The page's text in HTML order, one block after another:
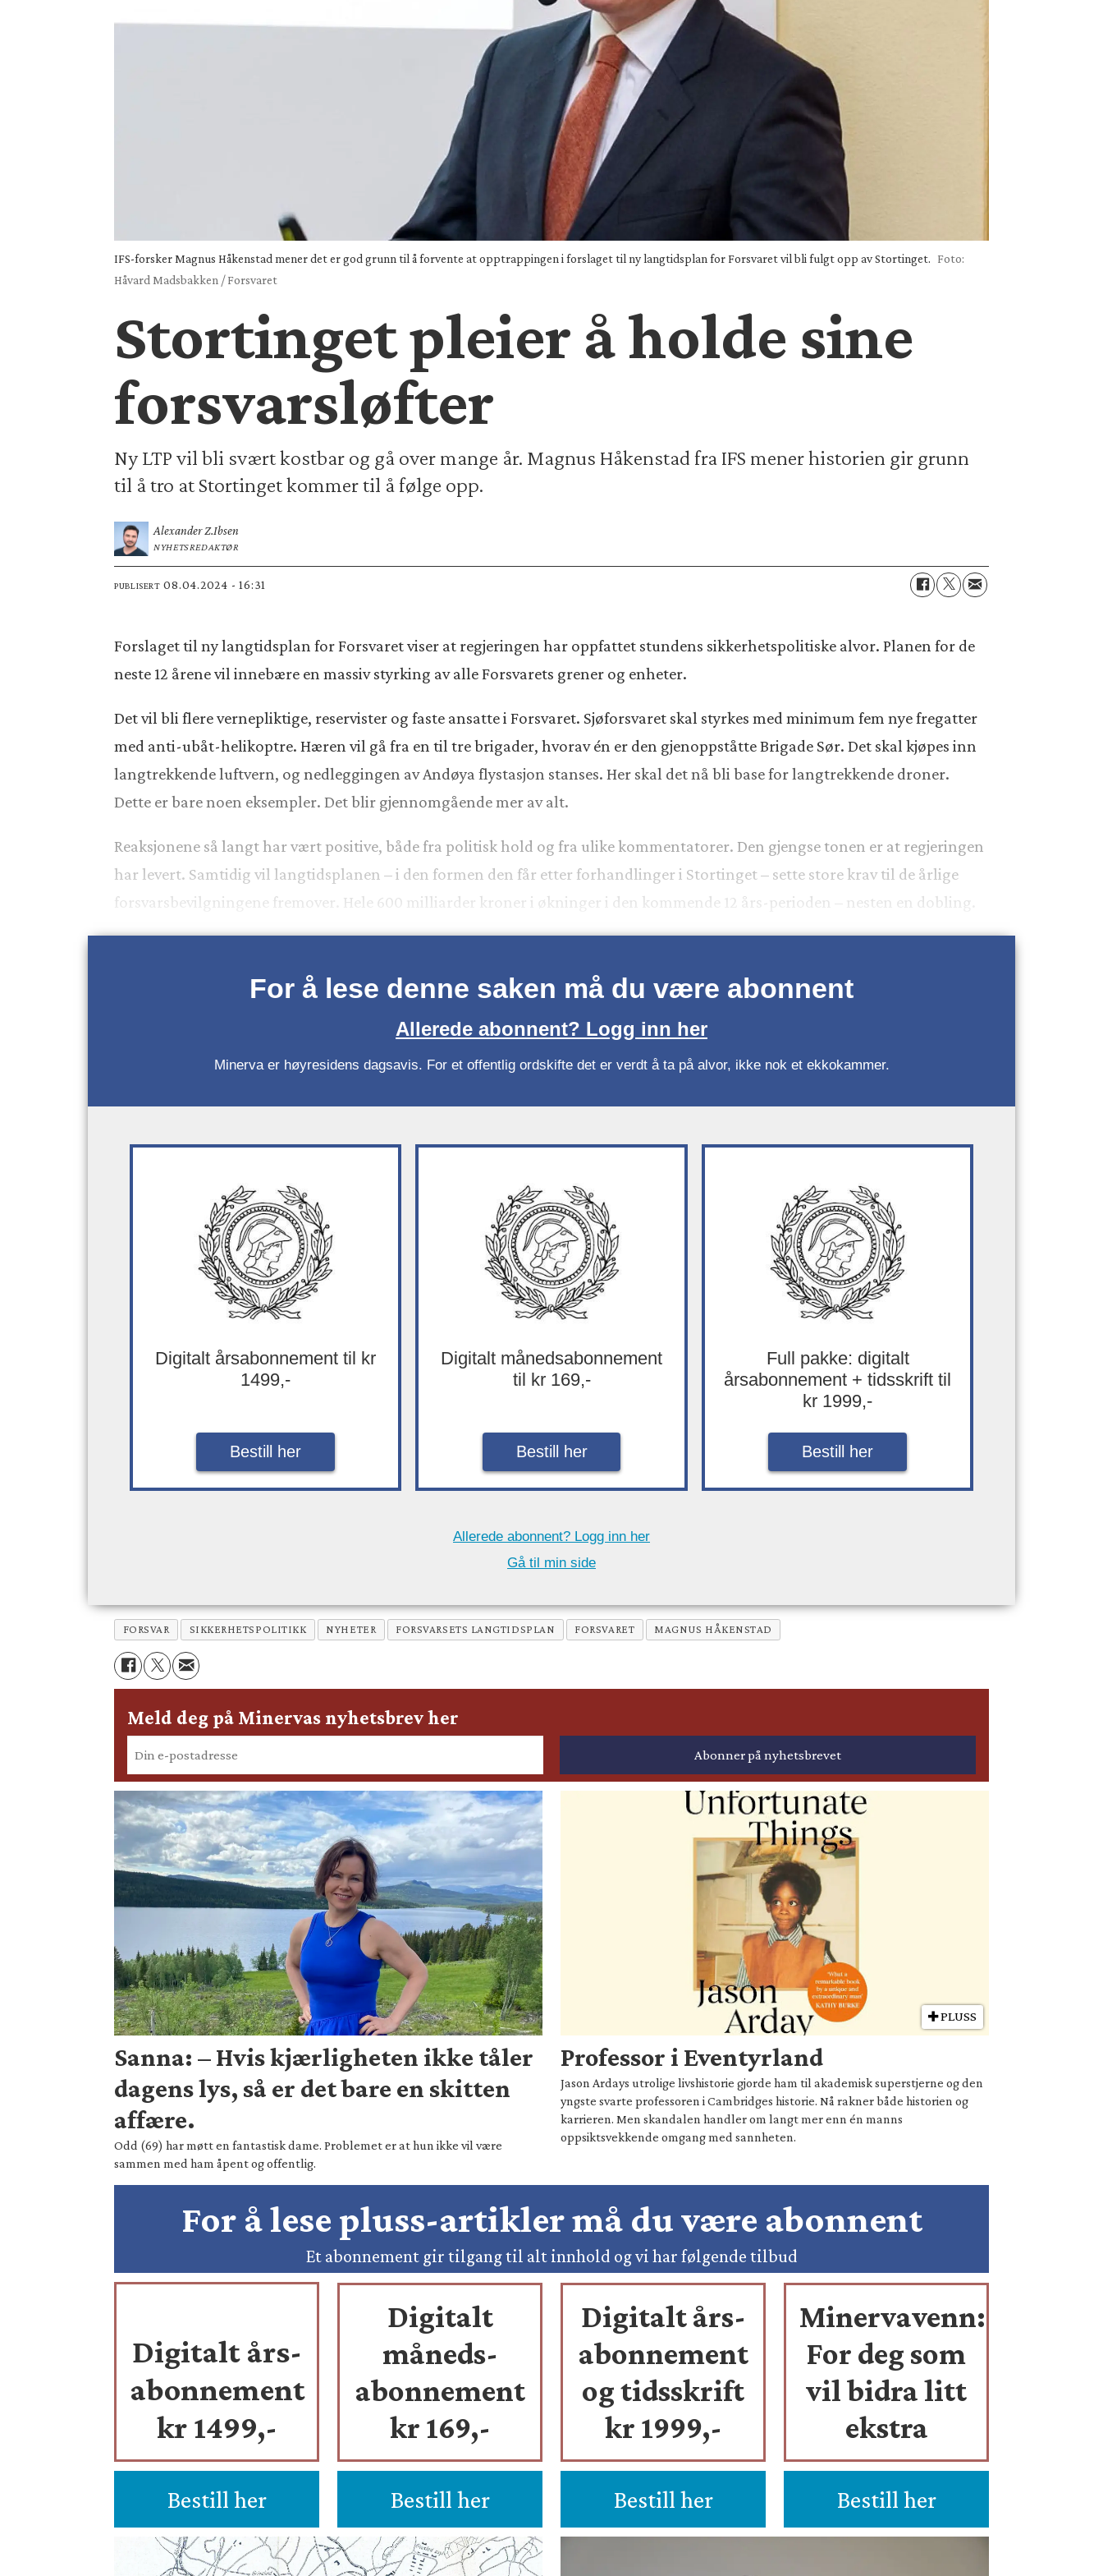
IFS-forsker Magnus Håkenstad mener det er god grunn til å forvente at opptrappingen i forslaget til ny langtidsplan for Forsvaret vil bli fulgt opp av Stortinget. Foto:
Håvard Madsbakken / Forsvaret
Stortinget pleier å holde sine
forsvarsløfter
Ny LTP vil bli svært kostbar og gå over mange år. Magnus Håkenstad fra IFS mener historien gir grunn
til å tro at Stortinget kommer til å følge opp.
Alexander Z.Ibsen
NYHETSREDAKTØR
PUBLISERT 08.04.2024 - 16:31
Forslaget til ny langtidsplan for Forsvaret viser at regjeringen har oppfattet stundens sikkerhetspolitiske alvor. Planen for de
neste 12 årene vil innebære en massiv styrking av alle Forsvarets grener og enheter.
Det vil bli flere vernepliktige, reservister og faste ansatte i Forsvaret. Sjøforsvaret skal styrkes med minimum fem nye fregatter
med anti-ubåt-helikoptre. Hæren vil gå fra en til tre brigader, hvorav én er den gjenoppståtte Brigade Sør. Det skal kjøpes inn
langtrekkende luftvern, og nedleggingen av Andøya flystasjon stanses. Her skal det nå bli base for langtrekkende droner.
Dette er bare noen eksempler. Det blir gjennomgående mer av alt.
Reaksjonene så langt har vært positive, både fra politisk hold og fra ulike kommentatorer. Den gjengse tonen er at regjeringen
har levert. Samtidig vil langtidsplanen – i den formen den får etter forhandlinger i Stortinget – sette store krav til de årlige
forsvarsbevilgningene fremover. Hele 600 milliarder kroner i økninger i den kommende 12 års-perioden – nesten en dobling.
For å lese denne saken må du være abonnent
Allerede abonnent? Logg inn her
Minerva er høyresidens dagsavis. For et offentlig ordskifte det er verdt å ta på alvor, ikke nok et ekkokammer.
Digitalt årsabonnement til kr
1499,-
Bestill her
Digitalt månedsabonnement
til kr 169,-
Bestill her
Full pakke: digitalt
årsabonnement + tidsskrift til
kr 1999,-
Bestill her
Allerede abonnent? Logg inn her
Gå til min side
FORSVAR SIKKERHETSPOLITIKK NYHETER FORSVARSETS LANGTIDSPLAN FORSVARET MAGNUS HÅKENSTAD
Meld deg på Minervas nyhetsbrev her
Sanna: – Hvis kjærligheten ikke tåler
dagens lys, så er det bare en skitten
affære.
Odd (69) har møtt en fantastisk dame. Problemet er at hun ikke vil være
sammen med ham åpent og offentlig.
PLUSS
Professor i Eventyrland
Jason Ardays utrolige livshistorie gjorde ham til akademisk superstjerne og den
yngste svarte professoren i Cambridges historie. Nå rakner både historien og
karrieren. Men skandalen handler om langt mer enn én manns
oppsiktsvekkende omgang med sannheten.
For å lese pluss-artikler må du være abonnent
Et abonnement gir tilgang til alt innhold og vi har følgende tilbud
Digitalt års-
abonnement
kr 1499,-
Bestill her
Digitalt
måneds-
abonnement
kr 169,-
Bestill her
Digitalt års-
abonnement
og tidsskrift
kr 1999,-
Bestill her
Minervavenn:
For deg som
vil bidra litt
ekstra
Bestill her